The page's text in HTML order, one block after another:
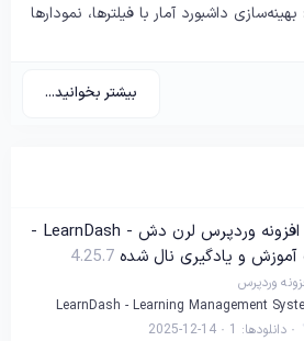
بهینه‌سازی داشبورد آمار با فیلترها، نمودارها
بیشتر بخوانید...
دانلود افزونه وردپرس لرن دش - LearnDash -
و یادگیری نال شده 4.25.7
وردپرس
LearnDash - Learning Management
0 دانلودها 1
2025-12-14